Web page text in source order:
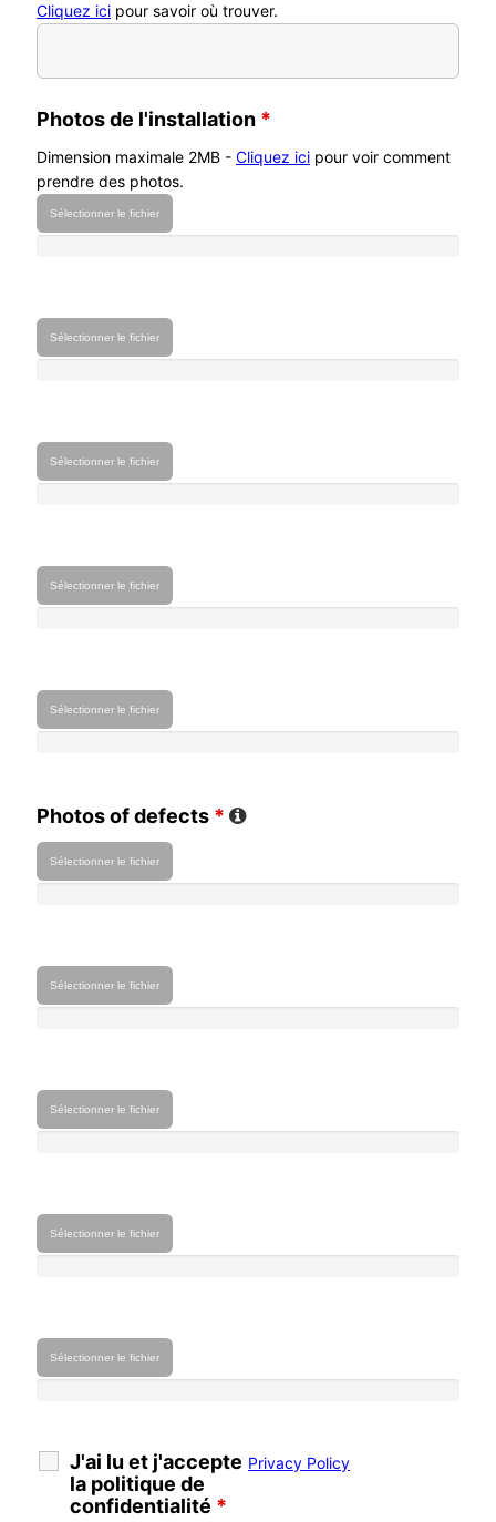
Cliquez ici pour savoir où trouver.
Photos de l'installation *
Sélectionner le fichier
Dimension maximale 2MB - Cliquez ici pour voir comment
prendre des photos.
Sélectionner le fichier
Sélectionner le fichier
Sélectionner le fichier
Sélectionner le fichier
Photos of defects *
Sélectionner le fichier
Sélectionner le fichier
Sélectionner le fichier
Sélectionner le fichier
Sélectionner le fichier
J'ai lu et j'accepte
la politique de
confidentialité *
Privacy Policy